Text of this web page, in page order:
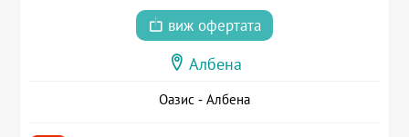
виж офертата
Албена
Оазис - Албена